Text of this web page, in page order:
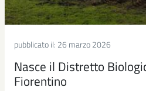
pubblicato il: 26 marzo 2026
Nasce il Distretto
Fiorentino